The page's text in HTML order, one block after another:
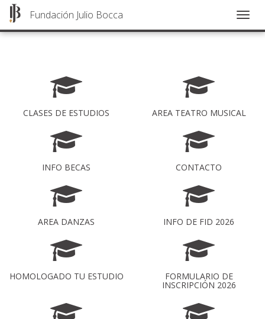
Pasar
Fundación Julio Bocca
CLASES DE ESTUDIOS AREA TEATRO MUSICAL
INFO BECAS CONTACTO
AREA DANZAS INFO DE FID 2026
HOMOLOGADO TU ESTUDIO FORMULARIO DE
INSCRIPCIÓN 2026